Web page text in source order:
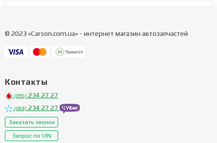
© 2023 «Carson.com.ua» - интернет магазин автозапчастей
Контакты
(095) 234 27 27
(068) 234 27 27
Заказать звонок
Запрос по VIN